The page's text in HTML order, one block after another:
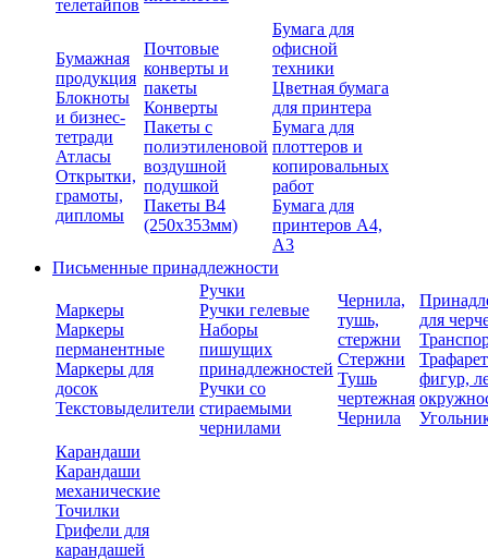
телетайпов
Бумажная
продукция
Блокноты
и бизнес-
тетради
Атласы
Открытки,
грамоты,
дипломы
Почтовые
конверты и
пакеты
Конверты
Пакеты с
полиэтиленовой
воздушной
подушкой
Пакеты В4
(250х353мм)
Бумага для
офисной
техники
Цветная бумага
для принтера
Бумага для
плоттеров и
копировальных
работ
Бумага для
принтеров А4,
А3
Письменные принадлежности
Маркеры
Маркеры
перманентные
Маркеры для
досок
Текстовыделители
Ручки
Ручки гелевые
Наборы
пишущих
принадлежностей
Ручки со
стираемыми
чернилами
Чернила,
тушь,
стержни
Стержни
Тушь
чертежная
Чернила
для
фигур,
Карандаши
Карандаши
механические
Точилки
Грифели для
карандашей